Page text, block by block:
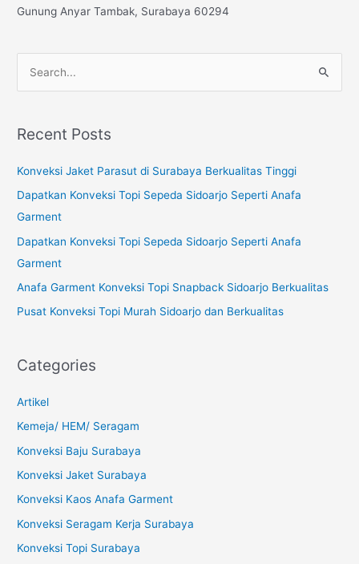
Gunung Anyar Tambak, Surabaya 60294
r
r
:
Recent Posts
Konveksi Jaket Parasut di Surabaya Berkualitas Tinggi
Dapatkan Konveksi Topi Sepeda Sidoarjo Seperti Anafa
Garment
Dapatkan Konveksi Topi Sepeda Sidoarjo Seperti Anafa
Garment
Anafa Garment Konveksi Topi Snapback Sidoarjo Berkualitas
Pusat Konveksi Topi Murah Sidoarjo dan Berkualitas
Categories
Artikel
Kemeja/ HEM/ Seragam
Konveksi Baju Surabaya
Konveksi Jaket Surabaya
Konveksi Kaos Anafa Garment
Konveksi Seragam Kerja Surabaya
Konveksi Topi Surabaya